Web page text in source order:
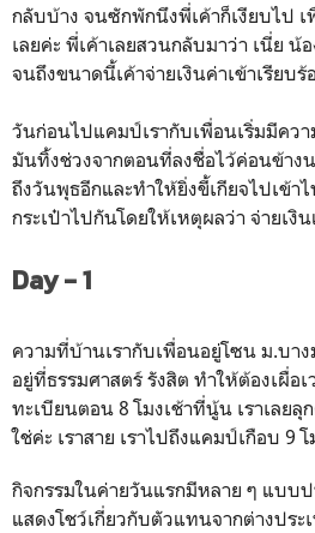
กลับบ้าง จนซักพักนึงพี่เค้าก็เงียบไป
เลยค่ะ พี่เค้าเลยสวนกลับมาว่า เนี่ย
จนถึงขนาดนี้เค้าจ่ายเงินค่าเข้าเรียบร้
วันก่อนไปแคมป์เรากับเพื่อนเริ่มมีควา
มันทิ้งช่วงจากตอนที่ลงชื่อไว้ค่อนข้า
ถึงวันพุธอีกและทำให้ยิ่งขี้เกียจไปเข้า
กระเป๋าไปกันโดยให้เหตุผลว่า จ่ายเงิ
Day - 1
ความที่บ้านเรากับเพื่อนอยู่โซน ม.บ
อยู่ที่ธรรมศาสตร์ รังสิต ทำให้ต้องเผื่อ
ทะเบียนตอน 8 โมงเช้าที่นู้น เราเลย
ใช่ค่ะ เราสาย เราไปถึงแคมป์เกือบ 9 โ
กิจกรรมในค่ายวันแรกมีหลาย ๆ แบบ
แสดงโชว์เกี่ยวกับตัวแทนจากต่างประ